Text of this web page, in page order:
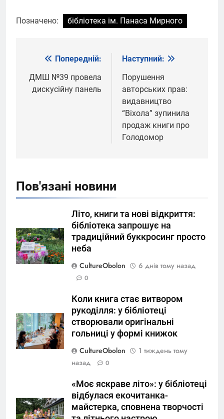
Позначено: бібліотека ім. Панаса Мирного
Навігація
записів
Попередній:
ДМШ №39 провела
дискусійну панель
Наступний:
Порушення
авторських прав:
видавництво
“Віхола” зупинила
продаж книги про
Голодомор
Пов'язані новини
Літо, книги та нові відкриття:
бібліотека запрошує на
традиційний буккросинг просто
неба
CultureObolon
6 днів тому назад
0
Коли книга стає витвором
рукоділля: у бібліотеці
створювали оригінальні
гольниці у формі книжок
CultureObolon
1 тиждень тому
назад
0
«Моє яскраве літо»: у бібліотеці
відбулася екочитанка-
майстерка, сповнена творчості